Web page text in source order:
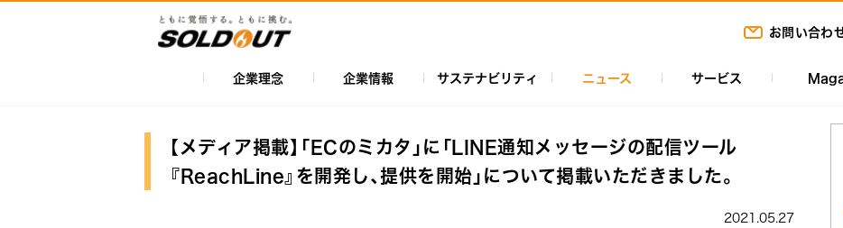
お問い合わ
ン
ナ
企業理念 企業情報 サステナビリティ ニュース サービス
【メディア掲載】「ECのミカタ」に「LINE通知メッセージの配信ツール
『ReachLine』を開発し、提供を開始」について掲載いただきました。
2021.05.27